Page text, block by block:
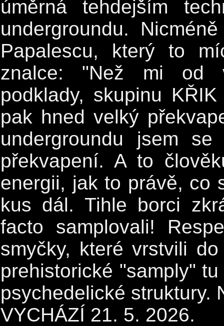
úměrná tehdejším
undergroundu.
Papalescu, který to
znalce: "Než mi od
podklady, skupinu
pak hned velký
undergroundu jsem
překvapení. A to
energii, jak to právě, co
kus dál. Tihle borci
facto samplovali!
smyčky, které vrstvili
prehistorické "samply"
psychedelické struktury.
VYCHÁZÍ 21. 5. 2026.